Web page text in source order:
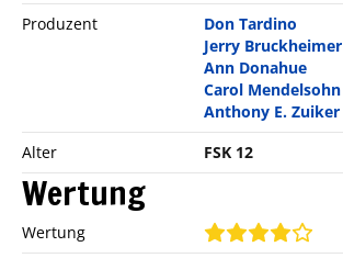
Produzent
Don Tardino
Jerry Bruckheimer
Ann Donahue
Carol Mendelsohn
Anthony E. Zuiker
Alter
FSK 12
Wertung
Wertung